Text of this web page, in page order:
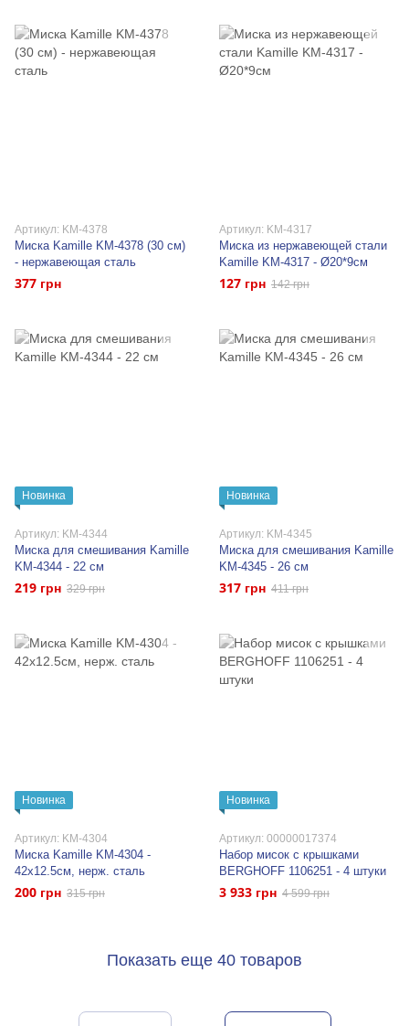
Артикул: KM-4378
Миска Kamille KM-4378 (30 см)
- нержавеющая сталь
377 грн
Артикул: KM-4317
Миска из нержавеющей стали
Kamille KM-4317 - Ø20*9см
127 грн 142 грн
Новинка
Артикул: KM-4344
Миска для смешивания Kamille
KM-4344 - 22 см
219 грн 329 грн
Новинка
Артикул: KM-4345
Миска для смешивания Kamille
KM-4345 - 26 см
317 грн 411 грн
Новинка
Артикул: KM-4304
Миска Kamille KM-4304 -
42х12.5см, нерж. сталь
200 грн 315 грн
Новинка
Артикул: 00000017374
Набор мисок с крышками
BERGHOFF 1106251 - 4 штуки
3 933 грн 4 599 грн
Показать еще 40 товаров